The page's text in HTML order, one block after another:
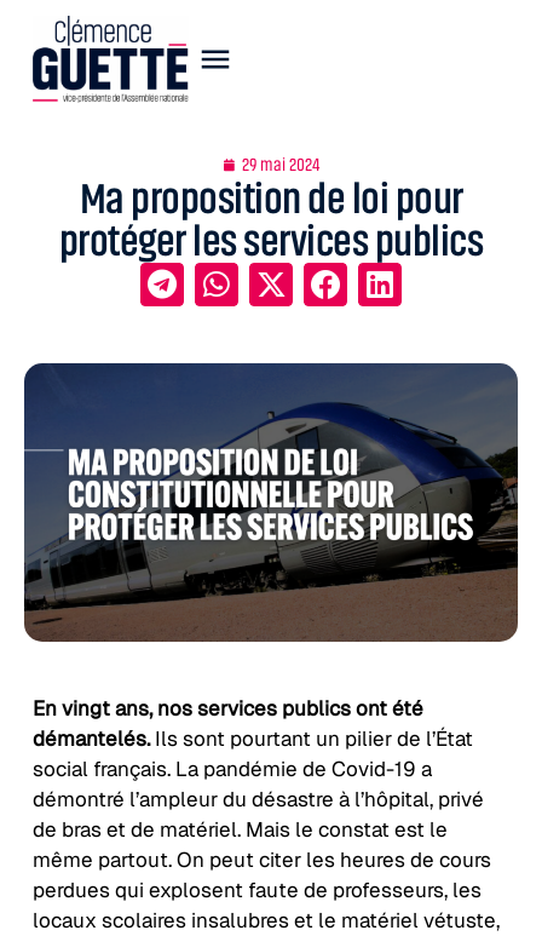
29 mai 2024
Ma proposition de loi pour
protéger les services publics
En vingt ans, nos services publics ont été
démantelés.Ils sont pourtant un pilier de l’État
social français. La pandémie de Covid-19 a
démontré l’ampleur du désastre à l’hôpital, privé
de bras et de matériel. Mais le constat est le
même partout. On peut citer les heures de cours
perdues qui explosent faute de professeurs, les
locaux scolaires insalubres et le matériel vétuste,